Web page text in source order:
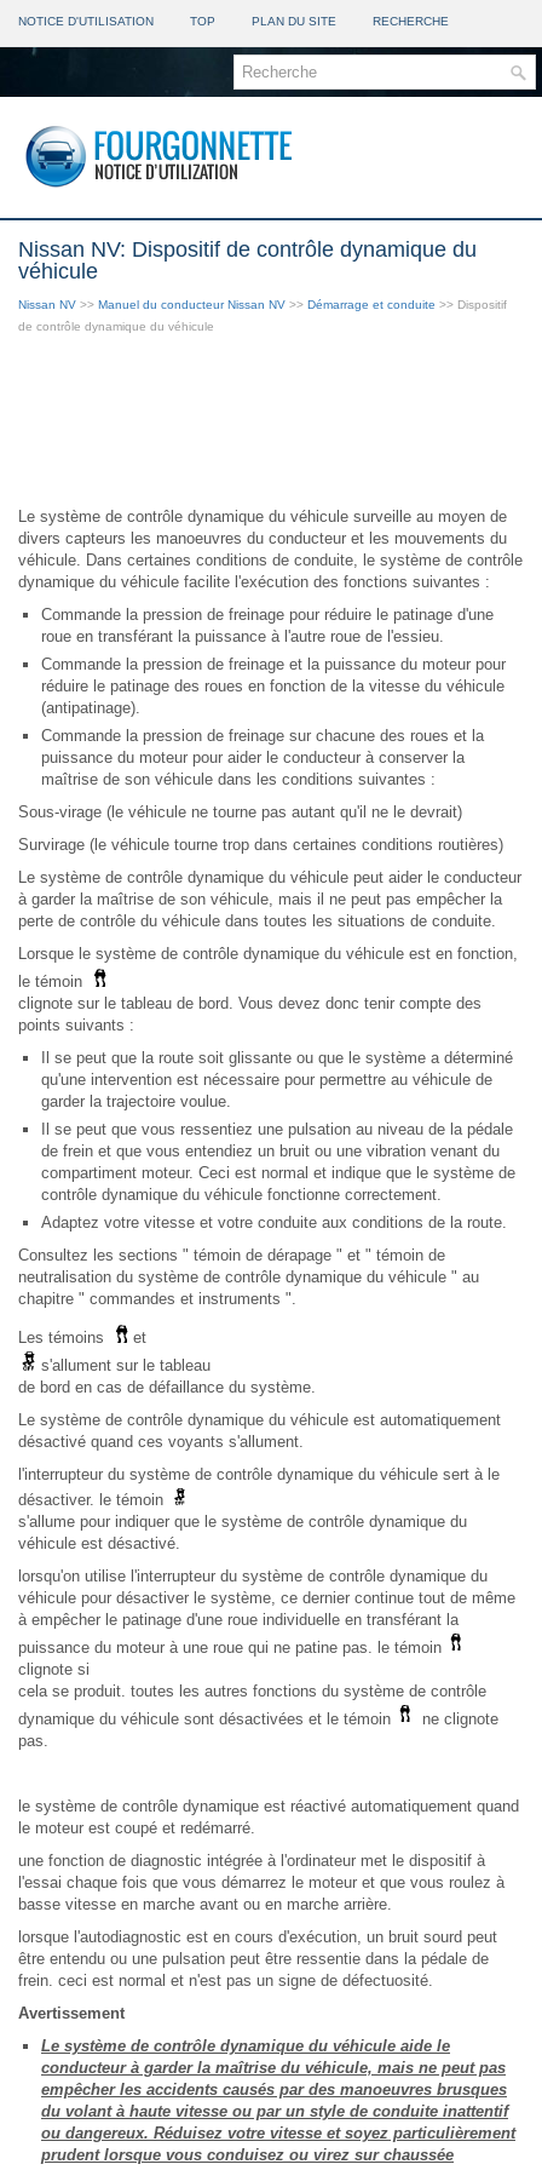
NOTICE D'UTILISATION TOP PLAN DU SITE RECHERCHE
Nissan NV: Dispositif de contrôle dynamique du
véhicule
Nissan NV >> Manuel du conducteur Nissan NV >> Démarrage et conduite >> Dispositif
de contrôle dynamique du véhicule
Le système de contrôle dynamique du véhicule surveille au moyen de
divers capteurs les manoeuvres du conducteur et les mouvements du
véhicule. Dans certaines conditions de conduite, le système de contrôle
dynamique du véhicule facilite l'exécution des fonctions suivantes :
Commande la pression de freinage pour réduire le patinage d'une
roue en transférant la puissance à l'autre roue de l'essieu.
Commande la pression de freinage et la puissance du moteur pour
réduire le patinage des roues en fonction de la vitesse du véhicule
(antipatinage).
Commande la pression de freinage sur chacune des roues et la
puissance du moteur pour aider le conducteur à conserver la
maîtrise de son véhicule dans les conditions suivantes :
Sous-virage (le véhicule ne tourne pas autant qu'il ne le devrait)
Survirage (le véhicule tourne trop dans certaines conditions routières)
Le système de contrôle dynamique du véhicule peut aider le conducteur
à garder la maîtrise de son véhicule, mais il ne peut pas empêcher la
perte de contrôle du véhicule dans toutes les situations de conduite.
Lorsque le système de contrôle dynamique du véhicule est en fonction,
le témoin
clignote sur le tableau de bord. Vous devez donc tenir compte des
points suivants :
Il se peut que la route soit glissante ou que le système a déterminé
qu'une intervention est nécessaire pour permettre au véhicule de
garder la trajectoire voulue.
Il se peut que vous ressentiez une pulsation au niveau de la pédale
de frein et que vous entendiez un bruit ou une vibration venant du
compartiment moteur. Ceci est normal et indique que le système de
contrôle dynamique du véhicule fonctionne correctement.
Adaptez votre vitesse et votre conduite aux conditions de la route.
Consultez les sections " témoin de dérapage " et " témoin de
neutralisation du système de contrôle dynamique du véhicule " au
chapitre " commandes et instruments ".
Les témoins
et
s'allument sur le tableau
de bord en cas de défaillance du système.
Le système de contrôle dynamique du véhicule est automatiquement
désactivé quand ces voyants s'allument.
l'interrupteur du système de contrôle dynamique du véhicule sert à le
désactiver. le témoin
s'allume pour indiquer que le système de contrôle dynamique du
véhicule est désactivé.
lorsqu'on utilise l'interrupteur du système de contrôle dynamique du
véhicule pour désactiver le système, ce dernier continue tout de même
à empêcher le patinage d'une roue individuelle en transférant la
puissance du moteur à une roue qui ne patine pas. le témoin
clignote si
cela se produit. toutes les autres fonctions du système de contrôle
dynamique du véhicule sont désactivées et le témoin
ne clignote
pas.
le système de contrôle dynamique est réactivé automatiquement quand
le moteur est coupé et redémarré.
une fonction de diagnostic intégrée à l'ordinateur met le dispositif à
l'essai chaque fois que vous démarrez le moteur et que vous roulez à
basse vitesse en marche avant ou en marche arrière.
lorsque l'autodiagnostic est en cours d'exécution, un bruit sourd peut
être entendu ou une pulsation peut être ressentie dans la pédale de
frein. ceci est normal et n'est pas un signe de défectuosité.
Avertissement
Le système de contrôle dynamique du véhicule aide le
conducteur à garder la maîtrise du véhicule, mais ne peut pas
empêcher les accidents causés par des manoeuvres brusques
du volant à haute vitesse ou par un style de conduite inattentif
ou dangereux. Réduisez votre vitesse et soyez particulièrement
prudent lorsque vous conduisez ou virez sur chaussée